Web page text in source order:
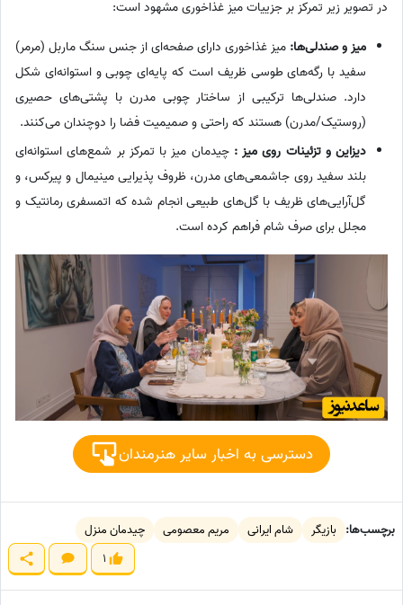
در تصویر زیر تمرکز بر جزییات میز غذاخوری مشهود است:
میز و صندلی‌ها: میز غذاخوری دارای صفحه‌ای از جنس سنگ ماربل (مرمر)
سفید با رگه‌های طوسی ظریف است که پایه‌ای چوبی و استوانه‌ای شکل
دارد. صندلی‌ها ترکیبی از ساختار چوبی مدرن با پشتی‌های حصیری
(روستیک/مدرن) هستند که راحتی و صمیمیت فضا را دوچندان می‌کنند.
دیزاین و تزئینات روی میز : چیدمان میز با تمرکز بر شمع‌های استوانه‌ای
بلند سفید روی جاشمعی‌های مدرن، ظروف پذیرایی مینیمال و پیرکس، و
گل‌آرایی‌های ظریف با گل‌های طبیعی انجام شده که اتمسفری رمانتیک و
مجلل برای صرف شام فراهم کرده است.
دسترسی به اخبار سایر هنرمندان
برچسب‌ها: بازیگر شام ایرانی مریم معصومی
چیدمان منزل
1